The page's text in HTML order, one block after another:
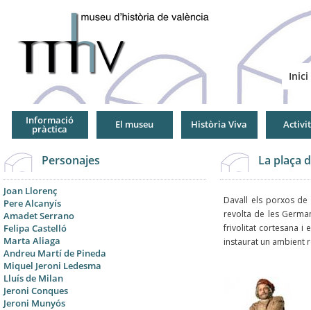
Inici
Informació
pràctica El museu Història Viva
Personajes
Joan Llorenç
Pere Alcanyís
Amadet Serrano
Felipa Castelló
Marta Aliaga
Andreu Martí de Pineda
Miquel Jeroni Ledesma
Lluís de Milan
Jeroni Conques
Jeroni Munyós
La plaça
Davall els porxos de
revolta de les
frivolitat cortesana i
instaurat un ambient